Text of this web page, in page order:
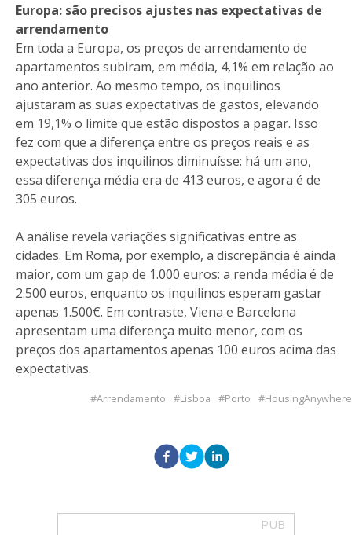
Europa: são precisos ajustes nas expectativas de
arrendamento
Em toda a Europa, os preços de arrendamento de
apartamentos subiram, em média, 4,1% em relação ao
ano anterior. Ao mesmo tempo, os inquilinos
ajustaram as suas expectativas de gastos, elevando
em 19,1% o limite que estão dispostos a pagar. Isso
fez com que a diferença entre os preços reais e as
expectativas dos inquilinos diminuísse: há um ano,
essa diferença média era de 413 euros, e agora é de
305 euros.
A análise revela variações significativas entre as
cidades. Em Roma, por exemplo, a discrepância é ainda
maior, com um gap de 1.000 euros: a renda média é de
2.500 euros, enquanto os inquilinos esperam gastar
apenas 1.500€. Em contraste, Viena e Barcelona
apresentam uma diferença muito menor, com os
preços dos apartamentos apenas 100 euros acima das
expectativas.
Arrendamento Lisboa Porto HousingAnywhere
PUB